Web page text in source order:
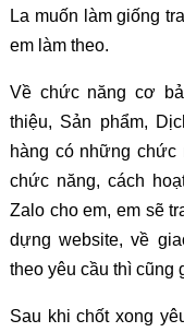
La muốn làm giống
em làm theo.
Về chức năng cơ
thiệu, Sản phẩm,
hàng có những chức
chức năng, cách
Zalo cho em, em sẽ
dựng website, về
theo yêu cầu thì cũng
Sau khi chốt xong